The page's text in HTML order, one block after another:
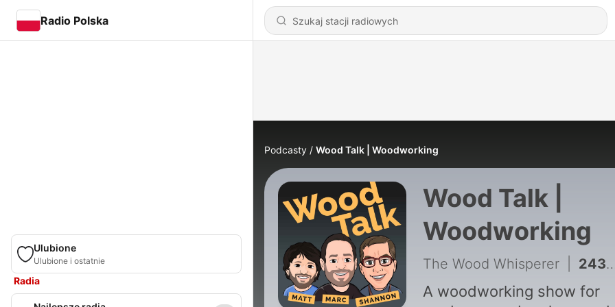
Radio Polska
Ulubione
Ulubione i ostatnie
Radia
Podcasty Wood Talk | Woodworking
Wood Talk |
Woodworking
The Wood Whisperer 2439 - Reservations about Shannon | 612
A woodworking show for